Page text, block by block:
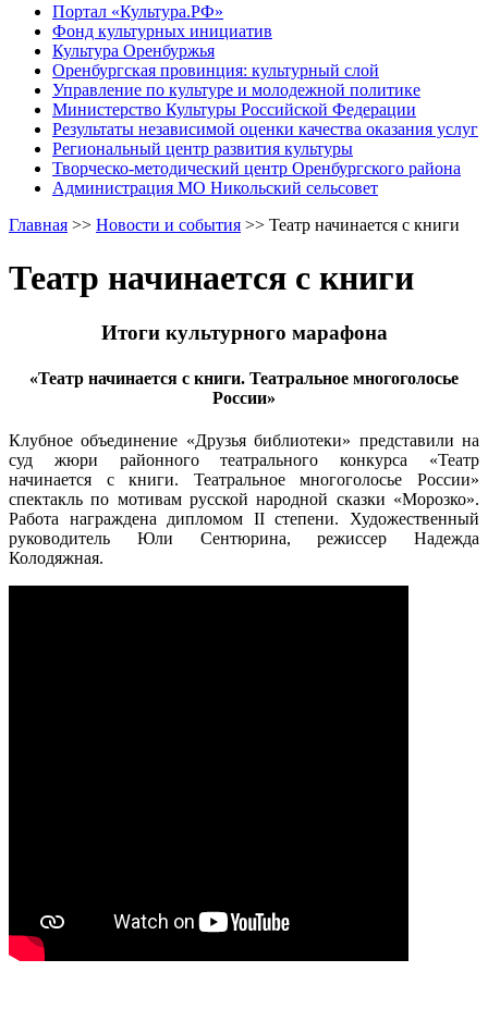
Портал «Культура.РФ»
Фонд культурных инициатив
Культура Оренбуржья
Оренбургская провинция: культурный слой
Управление по культуре и молодежной политике
Министерство Культуры Российской Федерации
Результаты независимой оценки качества оказания услуг
Региональный центр развития культуры
Творческо-методический центр Оренбургского района
Администрация МО Никольский сельсовет
Главная >> Новости и события >> Театр начинается с книги
Театр начинается с книги
Итоги культурного марафона
«Театр начинается с книги. Театральное многоголосье
России»
Клубное объединение «Друзья библиотеки» представили на
суд жюри районного театрального конкурса «Театр
начинается с книги. Театральное многоголосье России»
спектакль по мотивам русской народной сказки «Морозко».
Работа награждена дипломом II степени. Художественный
руководитель Юли Сентюрина, режиссер Надежда
Колодяжная.